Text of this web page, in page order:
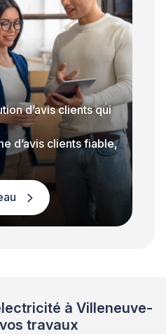
d’avis clients qui
d’avis clients fiable,
à Villeneuve-
travaux